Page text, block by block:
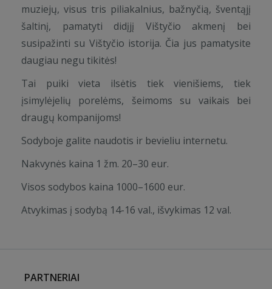
muziejų, visus tris piliakalnius, bažnyčią, šventąjį
šaltinį, pamatyti didįjį Vištyčio akmenį bei
susipažinti su Vištyčio istorija. Čia jus pamatysite
daugiau negu tikitės!
Tai puiki vieta ilsėtis tiek vienišiems, tiek
įsimylėjelių porelėms, šeimoms su vaikais bei
draugų kompanijoms!
Sodyboje galite naudotis ir bevieliu internetu.
Nakvynės kaina 1 žm. 20–30 eur.
Visos sodybos kaina 1000–1600 eur.
Atvykimas į sodybą 14-16 val., išvykimas 12 val.
PARTNERIAI